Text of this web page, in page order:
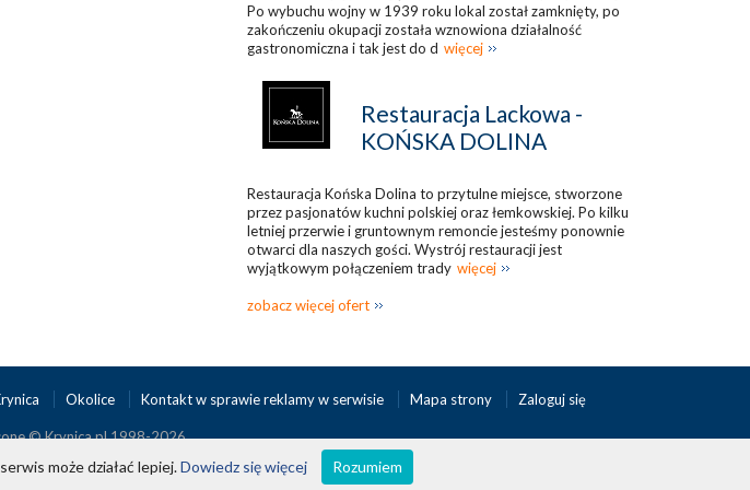
Po wybuchu wojny w 1939 roku lokal został zamknięty, po
zakończeniu okupacji została wznowiona działalność
gastronomiczna i tak jest do d więcej
Restauracja Lackowa -
KOŃSKA DOLINA
Restauracja Końska Dolina to przytulne miejsce, stworzone
przez pasjonatów kuchni polskiej oraz łemkowskiej. Po kilku
letniej przerwie i gruntownym remoncie jesteśmy ponownie
otwarci dla naszych gości. Wystrój restauracji jest
wyjątkowym połączeniem trady więcej
zobacz więcej ofert
Okolice Kontakt w sprawie reklamy w serwisie Mapa strony Zaloguj się
© Krynica.pl 1998-2026
może działać lepiej.Dowiedz się więcej Rozumiem